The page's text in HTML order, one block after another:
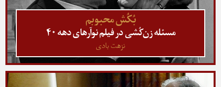
بُکُش محبوبم
مسئله زن‌کُشی در فیلم نوآرهای دهه ۴۰
نزهت بادی